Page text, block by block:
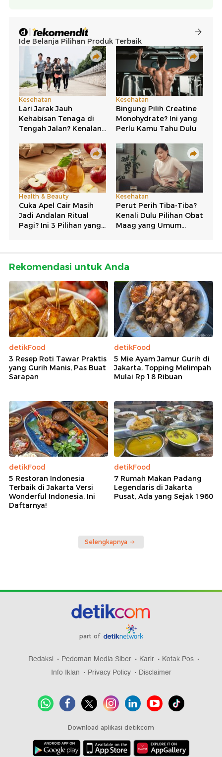
Rekomendasi untuk Anda
detikFood
3 Resep Roti Tawar Praktis
yang Gurih Manis, Pas Buat
Sarapan
detikFood
5 Mie Ayam Jamur Gurih di
Jakarta, Topping Melimpah
Mulai Rp 18 Ribuan
detikFood
5 Restoran Indonesia
Terbaik di Jakarta Versi
Wonderful Indonesia, Ini
Daftarnya!
detikFood
7 Rumah Makan Padang
Legendaris di Jakarta
Pusat, Ada yang Sejak 1960
Selengkapnya
part of
Redaksi Pedoman Media Siber Karir
Kotak Pos
Info Iklan
Privacy Policy Disclaimer
Download aplikasi detikcom